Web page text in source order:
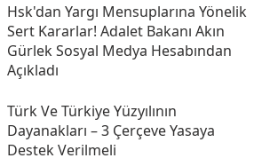
Hsk'dan Yargı Mensuplarına Yönelik
Sert Kararlar! Adalet Bakanı Akın
Gürlek Sosyal Medya Hesabından
Açıkladı
Türk Ve Türkiye Yüzyılının
Dayanakları – 3 Çerçeve Yasaya
Destek Verilmeli